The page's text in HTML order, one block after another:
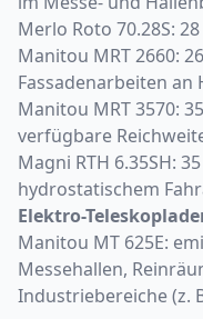
Merlo Roto 70.28S:
Manitou MRT 2660:
Fassadenarbeiten an
Manitou MRT 3570:
verfügbare
Magni RTH 6.35SH:
hydrostatischem
Elektro-
Manitou MT 625E:
Messehallen,
Industriebereiche (z.